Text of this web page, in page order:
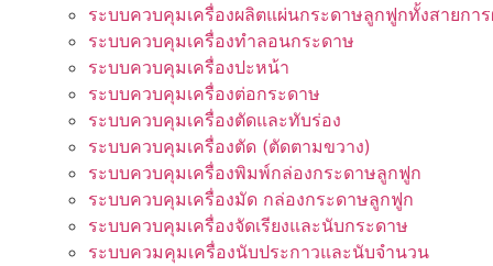
ระบบควบคุมเครื่องผลิตแผ่นกระดาษลูกฟูกทั้งสายกา
ระบบควบคุมเครื่องทำลอนกระดาษ
ระบบควบคุมเครื่องปะหน้า
ระบบควบคุมเครื่องต่อกระดาษ
ระบบควบคุมเครื่องตัดและทับร่อง
ระบบควบคุมเครื่องตัด (ตัดตามขวาง)
ระบบควบคุมเครื่องพิมพ์กล่องกระดาษลูกฟูก
ระบบควบคุมเครื่องมัด กล่องกระดาษลูกฟูก
ระบบควบคุมเครื่องจัดเรียงและนับกระดาษ
ระบบควมคุมเครื่องนับประกาวและนับจำนวน